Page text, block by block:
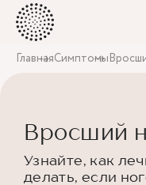
ГлавнаяСимптомы
Вросший
Узнайте, как
делать, если